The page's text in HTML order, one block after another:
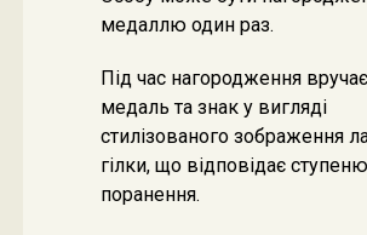
медаллю один раз.
Під час нагородження
медаль та знак у вигляді
стилізованого зображення
гілки, що відповідає ступеню
поранення.